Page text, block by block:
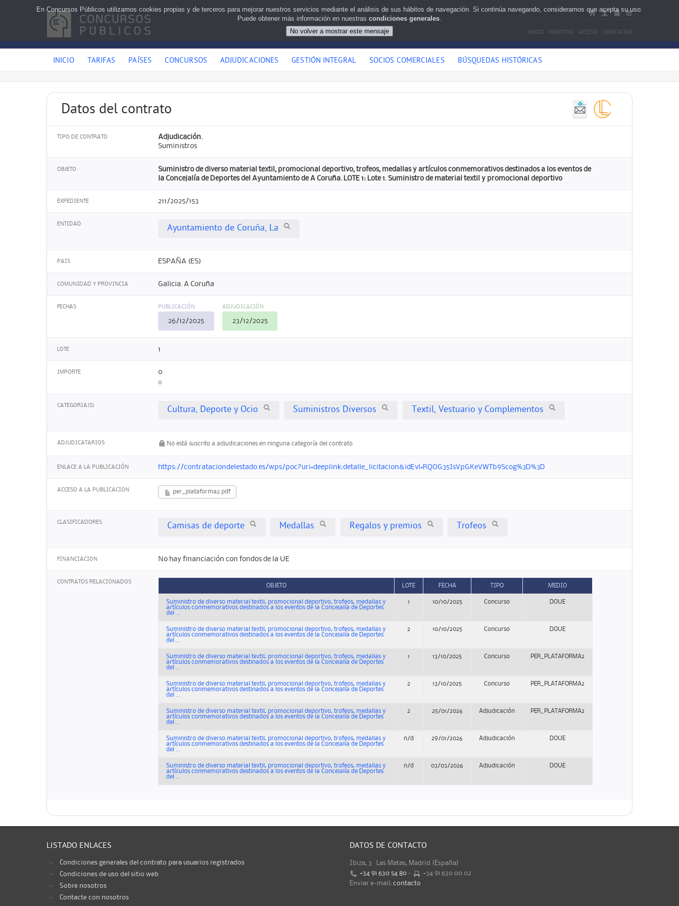
INICIO REGISTRO ACCESO CONTACTAR
INICIO TARIFAS PAÍSES CONCURSOS ADJUDICACIONES GESTIÓN INTEGRAL SOCIOS COMERCIALES BÚSQUEDAS HISTÓRICAS
Datos del contrato
TIPO DE CONTRATO
Adjudicación.
Suministros
OBJETO
Suministro de diverso material textil, promocional deportivo, trofeos, medallas y artículos conmemorativos destinados a los eventos de
la Concejalía de Deportes del Ayuntamiento de A Coruña. LOTE 1: Lote 1. Suministro de material textil y promocional deportivo
EXPEDIENTE 211/2025/153
ENTIDAD Ayuntamiento de Coruña, La
PAIS ESPAÑA (ES)
COMUNIDAD Y PROVINCIA Galicia. A Coruña
FECHAS PUBLICACIÓN
26/12/2025
ADJUDICACIÓN
23/12/2025
LOTE 1
IMPORTE 0
0
CATEGORIA(S) Cultura, Deporte y Ocio Suministros Diversos Textil, Vestuario y Complementos
ADJUDICATARIOS No está suscrito a adjudicaciones en ninguna categoría del contrato
ENLACE A LA PUBLICACIÓN https://contrataciondelestado.es/wps/poc?uri=deeplink:detalle_licitacion&idEvl=RQOG35IsVpGKeVWTb9Scog%3D%3D
ACCESO A LA PUBLICACION per_plataforma2.pdf
CLASIFICADORES Camisas de deporte Medallas Regalos y premios Trofeos
FINANCIACION No hay financiación con fondos de la UE
CONTRATOS RELACIONADOS
OBJETO LOTE FECHA TIPO MEDIO
Suministro de diverso material textil, promocional deportivo, trofeos, medallas y
artículos conmemorativos destinados a los eventos de la Concejalía de Deportes
del ...
1 10/10/2025 Concurso DOUE
Suministro de diverso material textil, promocional deportivo, trofeos, medallas y
artículos conmemorativos destinados a los eventos de la Concejalía de Deportes
del ...
2 10/10/2025 Concurso DOUE
Suministro de diverso material textil, promocional deportivo, trofeos, medallas y
artículos conmemorativos destinados a los eventos de la Concejalía de Deportes
del ...
1 13/10/2025 Concurso PER_PLATAFORMA2
Suministro de diverso material textil, promocional deportivo, trofeos, medallas y
artículos conmemorativos destinados a los eventos de la Concejalía de Deportes
del ...
2 13/10/2025 Concurso PER_PLATAFORMA2
Suministro de diverso material textil, promocional deportivo, trofeos, medallas y
artículos conmemorativos destinados a los eventos de la Concejalía de Deportes
del ...
2 25/01/2026 Adjudicación PER_PLATAFORMA2
Suministro de diverso material textil, promocional deportivo, trofeos, medallas y
artículos conmemorativos destinados a los eventos de la Concejalía de Deportes
del ...
n/d 29/01/2026 Adjudicación DOUE
Suministro de diverso material textil, promocional deportivo, trofeos, medallas y
artículos conmemorativos destinados a los eventos de la Concejalía de Deportes
del ...
n/d 03/03/2026 Adjudicación DOUE
LISTADO ENLACES
Condiciones generales del contrato para usuarios registrados
Condiciones de uso del sitio web
Sobre nosotros
Contacte con nosotros
DATOS DE CONTACTO
Ibiza, 3 · Las Matas, Madrid (España)
+34 91 630 54 80 -
+34 91 630 00 02
Enviar e-mail: contacto
En Concursos Públicos utilizamos cookies propias y de terceros para mejorar nuestros servicios mediante el análisis de sus hábitos de navegación. Si continúa navegando, consideramos que acepta su uso.
Puede obtener más información en nuestras condiciones generales.